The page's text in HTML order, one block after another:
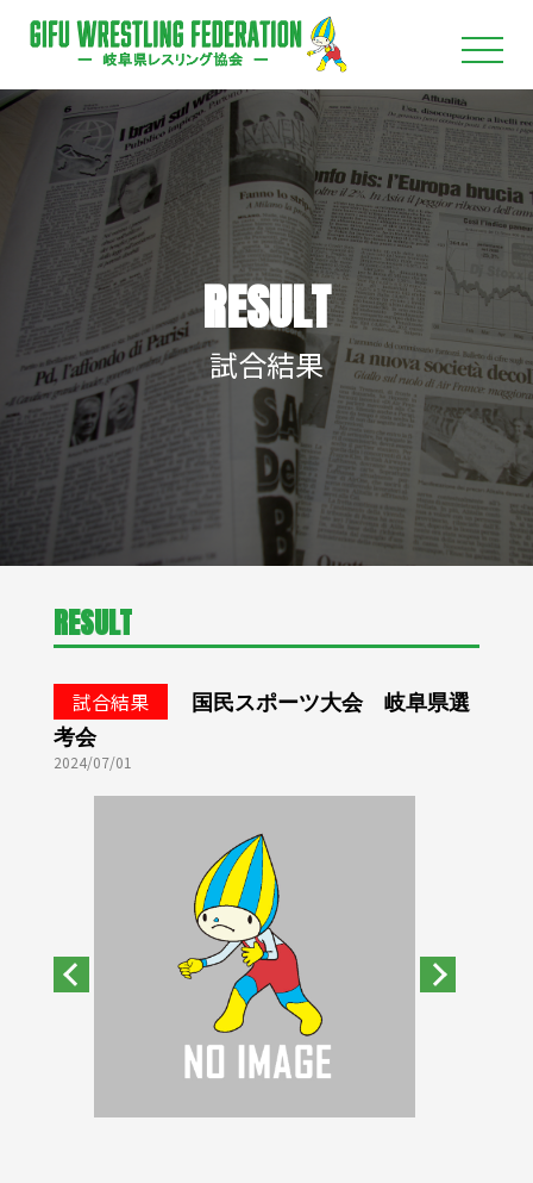
RESULT
試合結果
RESULT
試合結果
国民スポーツ大会 岐阜県選
考会
2024/07/01